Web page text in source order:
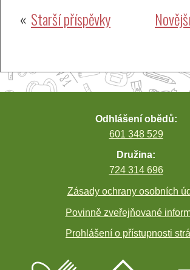
Navigace
příspěvky
Starší příspěvky
Odhlášení obědů:
601 348 529
Družina:
724 314 696
Zásady ochrany osobních
Povinně zveřejňované
Prohlášení o přístupnosti